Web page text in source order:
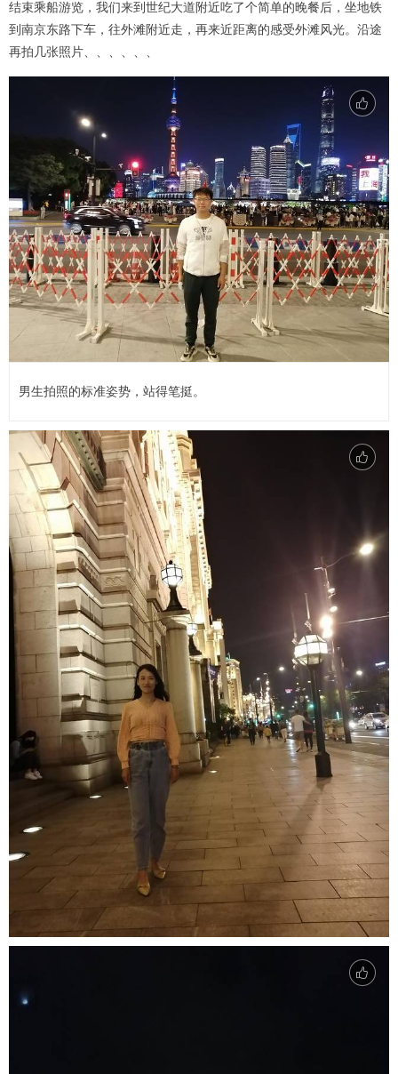
结束乘船游览，我们来到世纪大道附近吃了个简单的晚餐后，坐地铁
到南京东路下车，往外滩附近走，再来近距离的感受外滩风光。沿途
再拍几张照片、、、、、、
男生拍照的标准姿势，站得笔挺。